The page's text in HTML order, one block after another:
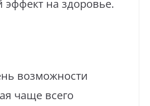
на здоровье.
возможности
чаще всего